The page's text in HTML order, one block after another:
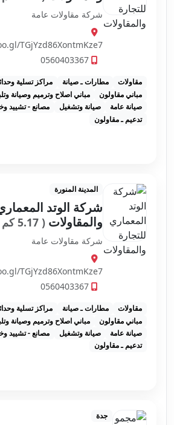
شركة مقاولات عامة
TGjYzd86XontmKze7
0560403367
مقاولات مطارات ـ صيانة
مراكز تسلية
مباني مقاولون
مباني اصلاح وترميم وصيانة
صيانة عامة
صيانة وتشغيل
مصانع - تشييد
تدعيم ـ مقاولون
المدينة المنورة
شركة الوتد
والمقاولات ( 5.17 كم )
شركة مقاولات عامة
TGjYzd86XontmKze7
0560403367
مقاولات مطارات ـ صيانة
مراكز تسلية
مباني مقاولون
مباني اصلاح وترميم وصيانة
صيانة عامة
صيانة وتشغيل
مصانع - تشييد
تدعيم ـ مقاولون
جدة